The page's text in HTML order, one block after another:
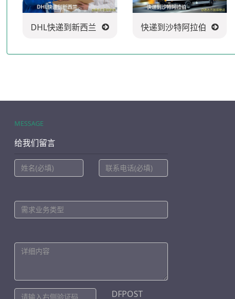
DHL快递到新西兰 快递到沙特阿拉伯
MESSAGE
给我们留言
DFPOST